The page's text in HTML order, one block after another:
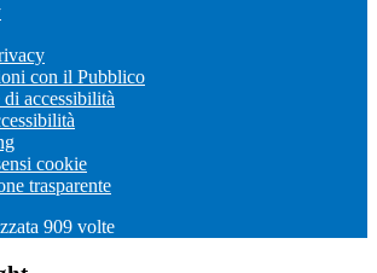
con il Pubblico
accessibilità
cookie
trasparente
909 volte